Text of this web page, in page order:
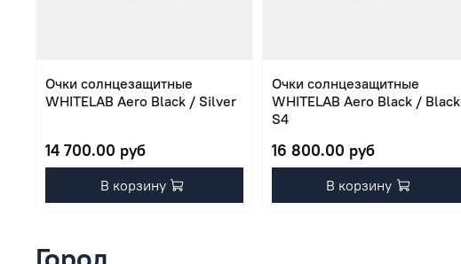
Очки солнцезащитные
WHITELAB Aero Black / Silver
14 700.00 руб
В корзину
Очки солнцезащитные
WHITELAB Aero Black / Black
S4
16 800.00 руб
В корзину